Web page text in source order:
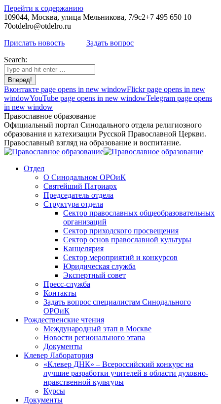
Перейти к содержанию
109044, Москва, улица Мельникова, 7/9с2+7 495 650 10
70otdelro@otdelro.ru
Прислать новость
Задать вопрос
Search:
Вконтакте page opens in new windowFlickr page opens in new
windowYouTube page opens in new windowTelegram page opens
in new window
Православное образование
Официальный портал Синодального отдела религиозного
образования и катехизации Русской Православной Церкви.
Православный взгляд на образование и воспитание.
Отдел
О Синодальном ОРОиК
Святейший Патриарх
Председатель отдела
Структура отдела
Сектор православных общеобразовательных
организаций
Сектор приходского просвещения
Сектор основ православной культуры
Канцелярия
Сектор мероприятий и конкурсов
Юридическая служба
Экспертный совет
Пресс-служба
Контакты
Задать вопрос специалистам Синодального
ОРОиК
Рождественские чтения
Международный этап в Москве
Новости регионального этапа
Документы
Клевер Лаборатория
«Клевер ДНК» – Всероссийский конкурс на
лучшие разработки учителей в области духовно-
нравственной культуры
Курсы
Документы